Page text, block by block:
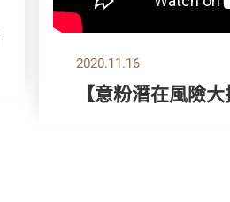
2020.11.16
【意粉潛在風險